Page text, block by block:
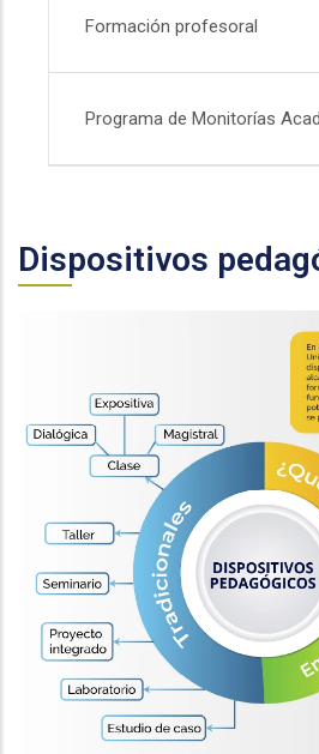
Formación profesoral
Programa de Monitorías
Dispositivos